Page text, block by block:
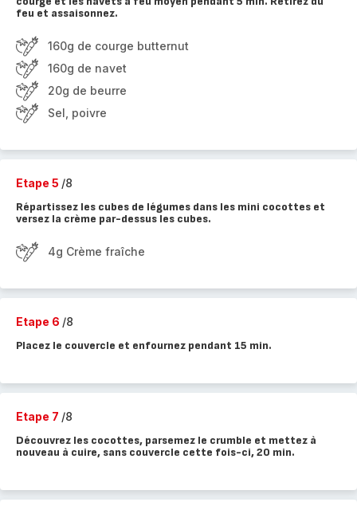
feu et assaisonnez.
160g de courge butternut
160g de navet
20g de beurre
Sel, poivre
Etape 5 /8
Répartissez les cubes de légumes dans les mini cocottes et
versez la crème par-dessus les cubes.
4g Crème fraîche
Etape 6 /8
Placez le couvercle et enfournez pendant 15 min.
Etape 7 /8
Découvrez les cocottes, parsemez le crumble et mettez à
nouveau à cuire, sans couvercle cette fois-ci, 20 min.